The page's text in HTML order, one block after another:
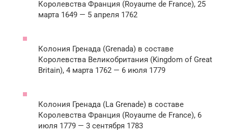
Королевства Франция (Royaume de France), 25
марта 1649 — 5 апреля 1762
Колония Гренада (Grenada) в составе
Королевства Великобритания (Kingdom of Great
Britain), 4 марта 1762 — 6 июля 1779
Колония Гренада (La Grenade) в составе
Королевства Франция (Royaume de France), 6
июля 1779 — 3 сентября 1783